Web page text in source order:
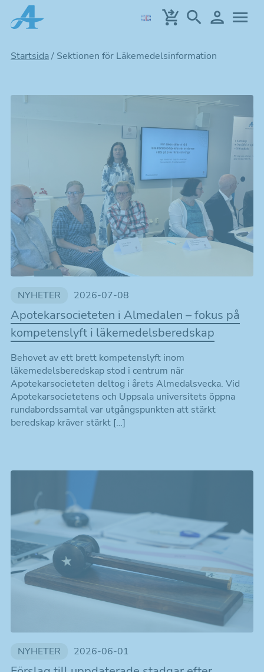
Hoppa
till
Startsida/ Sektionen för Läkemedelsinformation
NYHETER 2026-07-08
Apotekarsocieteten i Almedalen – fokus på
kompetenslyft i läkemedelsberedskap
Behovet av ett brett kompetenslyft inom
läkemedelsberedskap stod i centrum när
Apotekarsocieteten deltog i årets Almedalsvecka. Vid
Apotekarsocietetens och Uppsala universitets öppna
rundabordssamtal var utgångspunkten att stärkt
beredskap kräver stärkt […]
NYHETER 2026-06-01